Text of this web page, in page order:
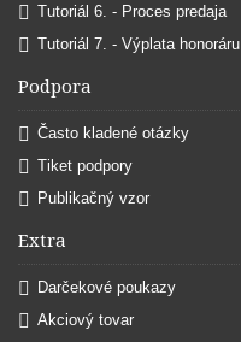
Tutoriál 6. - Proces predaja
Tutoriál 7. - Výplata honoráru
Podpora
Často kladené otázky
Tiket podpory
Publikačný vzor
Extra
Darčekové poukazy
Akciový tovar